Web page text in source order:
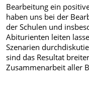
Bearbeitung ein
haben uns bei der
der Schulen und
Abiturienten leiten
Szenarien
sind das Resultat
Zusammenarbeit aller